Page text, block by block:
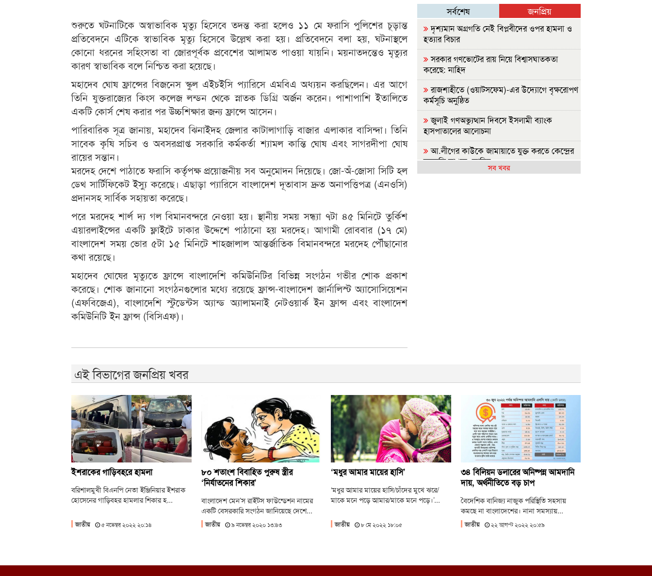
শুরুতে ঘটনাটিকে অস্বাভাবিক মৃত্যু হিসেবে তদন্ত করা হলেও ১১ মে ফরাসি পুলিশের চূড়ান্ত
প্রতিবেদনে এটিকে স্বাভাবিক মৃত্যু হিসেবে উল্লেখ করা হয়। প্রতিবেদনে বলা হয়, ঘটনাস্থলে
কোনো ধরনের সহিংসতা বা জোরপূর্বক প্রবেশের আলামত পাওয়া যায়নি। ময়নাতদন্তেও মৃত্যুর
কারণ স্বাভাবিক বলে নিশ্চিত করা হয়েছে।
মহাদেব ঘোষ ফ্রান্সের বিজনেস স্কুল এইচইসি প্যারিসে এমবিএ অধ্যয়ন করছিলেন। এর আগে
তিনি যুক্তরাজ্যের কিংস কলেজ লন্ডন থেকে স্নাতক ডিগ্রি অর্জন করেন। পাশাপাশি ইতালিতে
একটি কোর্স শেষ করার পর উচ্চশিক্ষার জন্য ফ্রান্সে আসেন।
পারিবারিক সূত্র জানায়, মহাদেব ঝিনাইদহ জেলার কাটালাগাড়ি বাজার এলাকার বাসিন্দা। তিনি
সাবেক কৃষি সচিব ও অবসরপ্রাপ্ত সরকারি কর্মকর্তা শ্যামল কান্তি ঘোষ এবং সাগরদীপা ঘোষ
রায়ের সন্তান।
মরদেহ দেশে পাঠাতে ফরাসি কর্তৃপক্ষ প্রয়োজনীয় সব অনুমোদন দিয়েছে। জো-অঁ-জোসা সিটি হল
ডেথ সার্টিফিকেট ইস্যু করেছে। এছাড়া প্যারিসে বাংলাদেশ দূতাবাস দ্রুত অনাপত্তিপত্র (এনওসি)
প্রদানসহ সার্বিক সহায়তা করেছে।
পরে মরদেহ শার্ল দ্য গল বিমানবন্দরে নেওয়া হয়। স্থানীয় সময় সন্ধ্যা ৭টা ৪৫ মিনিটে তুর্কিশ
এয়ারলাইন্সের একটি ফ্লাইটে ঢাকার উদ্দেশে পাঠানো হয় মরদেহ। আগামী রোববার (১৭ মে)
বাংলাদেশ সময় ভোর ৫টা ১৫ মিনিটে শাহজালাল আন্তর্জাতিক বিমানবন্দরে মরদেহ পৌঁছানোর
কথা রয়েছে।
মহাদেব ঘোষের মৃত্যুতে ফ্রান্সে বাংলাদেশি কমিউনিটির বিভিন্ন সংগঠন গভীর শোক প্রকাশ
করেছে। শোক জানানো সংগঠনগুলোর মধ্যে রয়েছে ফ্রান্স-বাংলাদেশ জার্নালিস্ট অ্যাসোসিয়েশন
(এফবিজেএ), বাংলাদেশি স্টুডেন্টস অ্যান্ড অ্যালামনাই নেটওয়ার্ক ইন ফ্রান্স এবং বাংলাদেশ
কমিউনিটি ইন ফ্রান্স (বিসিএফ)।
সর্বশেষ জনপ্রিয়
দৃশ্যমান অগ্রগতি নেই বিপ্লবীদের ওপর হামলা ও
হত্যার বিচার
সরকার গণভোটের রায় নিয়ে বিশ্বাসঘাতকতা
করেছে: নাহিদ
রাজশাহীতে (ওয়াটসফেম)-এর উদ্যোগে বৃক্ষরোপণ
কর্মসূচি অনুষ্ঠিত
জুলাই গণঅভ্যুত্থান দিবসে ইসলামী ব্যাংক
হাসপাতালের আলোচনা
আ.লীগের কাউকে জামায়াতে যুক্ত করতে কেন্দ্রের
অনুমতি লাগবে: আমির
হামের উপসর্গে আরও ৬ শিশুর মৃত্যু
লংমার্চের ঘোষণা ১১ দলীয় ঐক্যের
সব খবর
এই বিভাগের জনপ্রিয় খবর
ইশরাকের গাড়িবহরে হামলা
বরিশালমুখী বিএনপি নেতা ইঞ্জিনিয়ার ইশরাক
হোসেনের গাড়িবহর হামলার শিকার হ...
জাতীয় ৫ নভেম্বর ২০২২ ২০:১৪
৮০ শতাংশ বিবাহিত পুরুষ স্ত্রীর
‘নির্যাতনের শিকার’
বাংলাদেশ মেন’স রাইটস ফাউন্ডেশন নামের
একটি বেসরকারি সংগঠন জানিয়েছে দেশে...
জাতীয় ৯ নভেম্বর ২০২০ ১৩:৪৩
‘মধুর আমার মায়ের হাসি’
‘মধুর আমার মায়ের হাসি/চাঁদের মুখে ঝরে/
মাকে মনে পড়ে আমার/মাকে মনে পড়ে।’...
জাতীয় ৮ মে ২০২২ ১৮:০৫
৩৪ বিলিয়ন ডলারের অনিষ্পন্ন আমদানি
দায়, অর্থনীতিতে বড় চাপ
বৈদেশিক বানিজ্য নাজুক পরিস্থিতি সহসায়
কমছে না বাংলাদেশের। নানা সমস্যায়...
জাতীয় ২২ আগস্ট ২০২২ ২০:৫৯